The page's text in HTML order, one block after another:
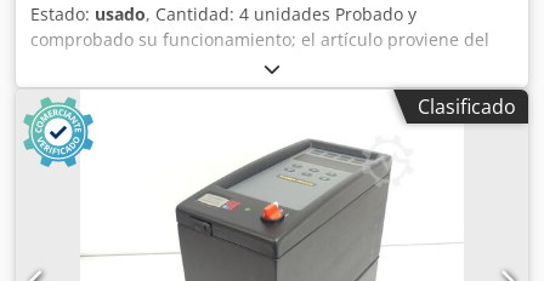
Estado: usado, Cantidad: 4 unidades Probado y
comprobado su funcionamiento; el artículo proviene del
desmantelamiento de instalaciones de un proveedor de la
industria automotriz. Crsdpfx Aqszfi Tuoqjf 3001 4294-2304
Atlas Copco Fabricante: Atlas Copco Modelo: 3001 4294-
2304 Componente de Atlas Copco, parte de una unidad de
control o conexión SCA para aplicaciones industriales.
Utilizado en entornos de producción automatizados,
especialmente en tecnología de encolado y dosificación.
Ideal para la sustitución, el mantenimiento o la ampliación
de sistemas en instalaciones Atlas Copco existentes.
Clasificado